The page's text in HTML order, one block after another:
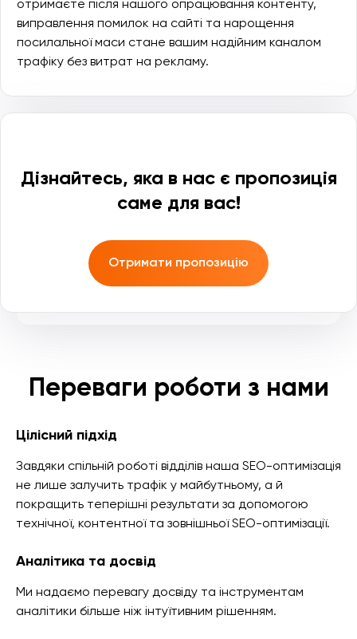
отримаєте після нашого опрацювання контенту,
виправлення помилок на сайті та нарощення
посилальної маси стане вашим надійним каналом
трафіку без витрат на рекламу.
Дізнайтесь, яка в нас є пропозиція
саме для вас!
Отримати пропозицію
Переваги роботи з нами
Цілісний підхід
Завдяки спільній роботі відділів наша SEO-оптимізація
не лише залучить трафік у майбутньому, а й
покращить теперішні результати за допомогою
технічної, контентної та зовнішньої SEO-оптимізації.
Аналітика та досвід
Ми надаємо перевагу досвіду та інструментам
аналітики більше ніж інтуїтивним рішенням.